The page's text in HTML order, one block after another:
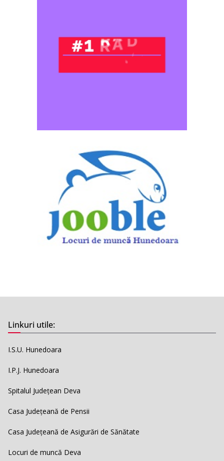
Linkuri utile:
I.S.U. Hunedoara
I.P.J. Hunedoara
Spitalul Județean Deva
Casa Județeană de Pensii
Casa Județeană de Asigurări de Sănătate
Locuri de muncă Deva